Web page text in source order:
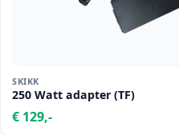
SKIKK
250 Watt adapter (TF)
€ 129,-